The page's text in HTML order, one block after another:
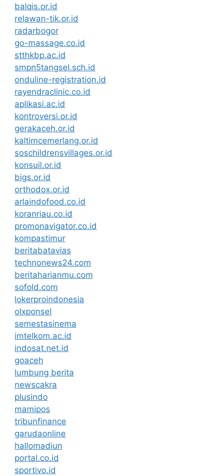
balqis.or.id
relawan-tik.or.id
radarbogor
go-massage.co.id
stthkbp.ac.id
smpn5tangsel.sch.id
onduline-registration.id
rayendraclinic.co.id
aplikasi.ac.id
kontroversi.or.id
gerakaceh.or.id
kaltimcemerlang.or.id
soschildrensvillages.or.id
konsuil.or.id
bigs.or.id
orthodox.or.id
arlaindofood.co.id
koranriau.co.id
promonavigator.co.id
kompastimur
beritabatavias
technonews24.com
beritaharianmu.com
sofold.com
lokerproindonesia
olxponsel
semestasinema
imtelkom.ac.id
indosat.net.id
goaceh
lumbung berita
newscakra
plusindo
mamipos
tribunfinance
garudaonline
hallomadiun
portal.co.id
sportivo.id